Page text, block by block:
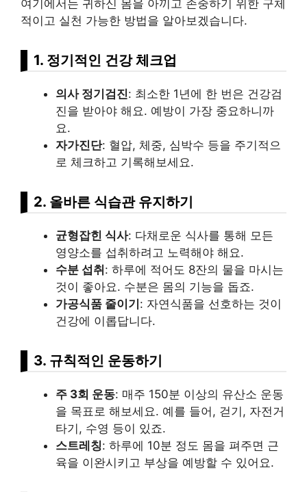
여기에서는 귀하신 몸을 아끼고 존중하기 위한 구체
적이고 실천 가능한 방법을 알아보겠습니다.
1. 정기적인 건강 체크업
의사 정기검진: 최소한 1년에 한 번은 건강검
진을 받아야 해요. 예방이 가장 중요하니까
요.
자가진단: 혈압, 체중, 심박수 등을 주기적으
로 체크하고 기록해보세요.
2. 올바른 식습관 유지하기
균형잡힌 식사: 다채로운 식사를 통해 모든
영양소를 섭취하려고 노력해야 해요.
수분 섭취: 하루에 적어도 8잔의 물을 마시는
것이 좋아요. 수분은 몸의 기능을 돕죠.
가공식품 줄이기: 자연식품을 선호하는 것이
건강에 이롭답니다.
3. 규칙적인 운동하기
주 3회 운동: 매주 150분 이상의 유산소 운동
을 목표로 해보세요. 예를 들어, 걷기, 자전거
타기, 수영 등이 있죠.
스트레칭: 하루에 10분 정도 몸을 펴주면 근
육을 이완시키고 부상을 예방할 수 있어요.